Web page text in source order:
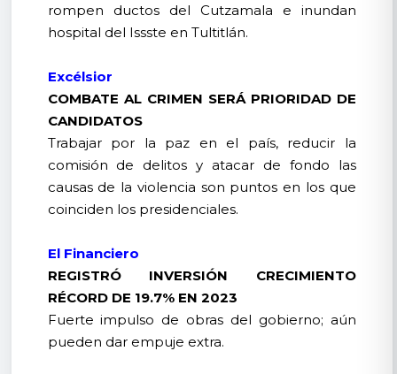
rompen ductos del Cutzamala e inundan
hospital del Issste en Tultitlán.
Excélsior
COMBATE AL CRIMEN SERÁ PRIORIDAD DE
CANDIDATOS
Trabajar por la paz en el país, reducir la
comisión de delitos y atacar de fondo las
causas de la violencia son puntos en los que
coinciden los presidenciales.
El Financiero
REGISTRÓ INVERSIÓN CRECIMIENTO
RÉCORD DE 19.7% EN 2023
Fuerte impulso de obras del gobierno; aún
pueden dar empuje extra.